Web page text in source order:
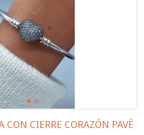
CON CIERRE CORAZÓN PAVÉ